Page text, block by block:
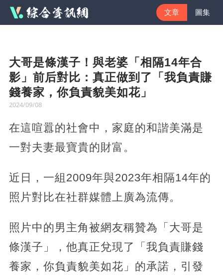
文章 圖集
大哥是條漢子！與老婆「相隔14年合
影」前后對比：真正做到了「我負責賺
錢養家，你負責貌美如花」
2024/09/08
在這喧囂的社會中，家庭的和諧美滿是
一對夫妻最寶貴的財富。
近日，一組2009年與2023年相隔14年的
照片對比在社群媒體上廣為流傳。
照片中的男主角被網友稱贊為「大哥是
條漢子」，他真正兌現了「我負責賺錢
養家，你負責貌美如花」的承諾，引發